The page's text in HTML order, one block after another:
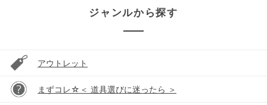
ジャンルから探す
アウトレット
まずコレ☆＜ 道具選びに迷ったら ＞